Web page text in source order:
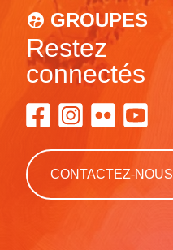
GROUPES
Restez
connectés
CONTACTEZ-NOUS